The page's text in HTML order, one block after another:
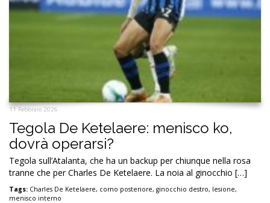
11 Febbraio 2026
Tegola De Ketelaere: menisco ko,
dovrà operarsi?
Tegola sull’Atalanta, che ha un backup per chiunque nella rosa
tranne che per Charles De Ketelaere. La noia al ginocchio […]
Tags: Charles De Ketelaere, corno posteriore, ginocchio destro, lesione,
menisco interno